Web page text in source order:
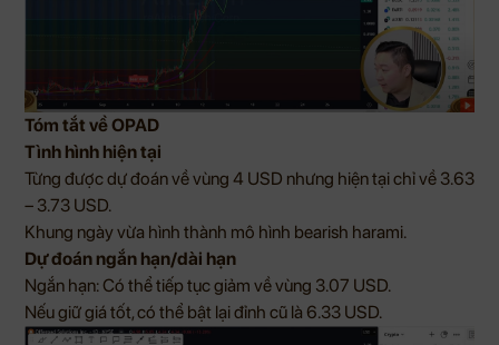
Tóm tắt về OPAD
Tình hình hiện tại
Từng được dự đoán về vùng 4 USD nhưng hiện tại chỉ về 3.63
– 3.73 USD.
Khung ngày vừa hình thành mô hình bearish harami.
Dự đoán ngắn hạn/dài hạn
Ngắn hạn: Có thể tiếp tục giảm về vùng 3.07 USD.
Nếu giữ giá tốt, có thể bật lại đỉnh cũ là 6.33 USD.